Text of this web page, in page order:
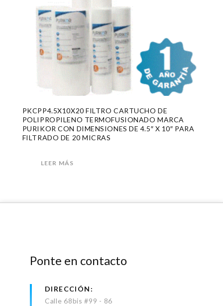
PKCPP4.5X10X20 FILTRO CARTUCHO DE
POLIPROPILENO TERMOFUSIONADO MARCA
PURIKOR CON DIMENSIONES DE 4.5″ X 10″ PARA
FILTRADO DE 20 MICRAS
LEER MÁS
Ponte en contacto
DIRECCIÓN
Calle 68bis #99 - 86